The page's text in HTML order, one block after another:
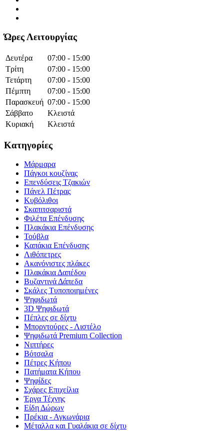
Ώρες Λειτουργίας
Δευτέρα
07:00 - 15:00
Τρίτη
07:00 - 15:00
Τετάρτη
07:00 - 15:00
Πέμπτη
07:00 - 15:00
Παρασκευή 07:00 - 15:00
Σάββατο
Κλειστά
Κυριακή
Κλειστά
Κατηγορίες
Μάρμαρα
Πάγκοι κουζίνας
Επενδύσεις Τζακιών
Πάνελ Πέτρας
Κυβόλιθοι
Σκαπιτσαριστά
Φιλέτα Επένδυσης
Πλακάκια Επένδυσης
Τούβλα
Καπάκια Επένδυσης
Λιθόπετρες
Ακανόνιστες πλάκες
Πλακάκια Δαπέδου
Βυζαντινά Δάπεδα
Σκάλες Τυποποιημένες
Ψηφιδωτά
3D Ψηφιδωτά
Πέπλες σε δίχτυ
Μπορντούρες - Λιστέλο
Ψηφιδωτά Premium Collection
Νιπτήρες
Βότσαλα
Πέτρες Κήπου
Πατήματα Κήπου
Ψηφίδες
Σχάρες Επιχείλια
Έργα Τέχνης
Είδη Δώρων
Πρέκια - Αγκωνάρια
Μέταλλα και Γυαλάκια σε δίχτυ